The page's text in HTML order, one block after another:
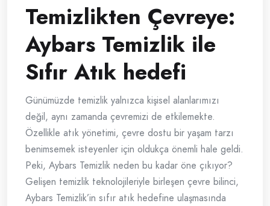
Temizlikten Çevreye:
Aybars Temizlik ile
Sıfır Atık hedefi
Günümüzde temizlik yalnızca kişisel alanlarımızı
değil, aynı zamanda çevremizi de etkilemekte.
Özellikle atık yönetimi, çevre dostu bir yaşam tarzı
benimsemek isteyenler için oldukça önemli hale geldi.
Peki, Aybars Temizlik neden bu kadar öne çıkıyor?
Gelişen temizlik teknolojileriyle birleşen çevre bilinci,
Aybars Temizlik’in sıfır atık hedefine ulaşmasında